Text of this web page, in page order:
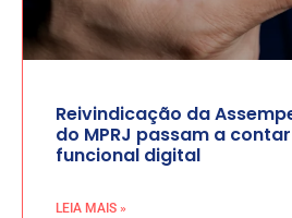
Reivindicação da
do MPRJ passam a
funcional digital
LEIA MAIS »